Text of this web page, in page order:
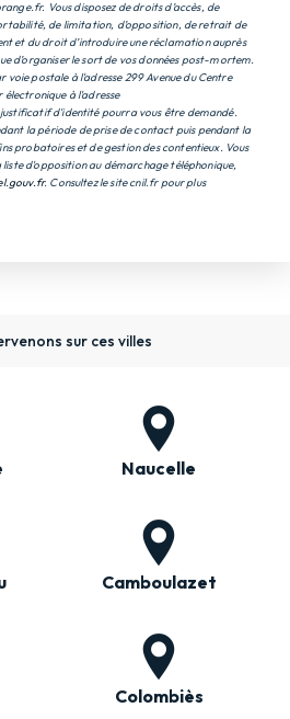
Vous disposez de droits d’accès, de
de limitation, d’opposition, de retrait de
et du droit d’introduire une réclamation auprès
d’organiser le sort de vos données post-mortem.
voie postale à l'adresse 299 Avenue du Centre
électronique à l'adresse
d'identité pourra vous être demandé.
la période de prise de contact puis pendant la
probatoires et de gestion des contentieux. Vous
liste d'opposition au démarchage téléphonique,
. Consultez le site cnil.fr pour plus
sur ces villes
Naucelle
Camboulazet
Colombiès